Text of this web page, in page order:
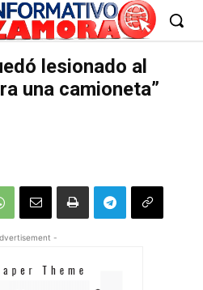
lesionado al
una camioneta”
-